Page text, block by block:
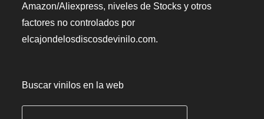
Amazon/Aliexpress, niveles de Stocks y otros
factores no controlados por
elcajondelosdiscosdevinilo.com.
Buscar vinilos en la web